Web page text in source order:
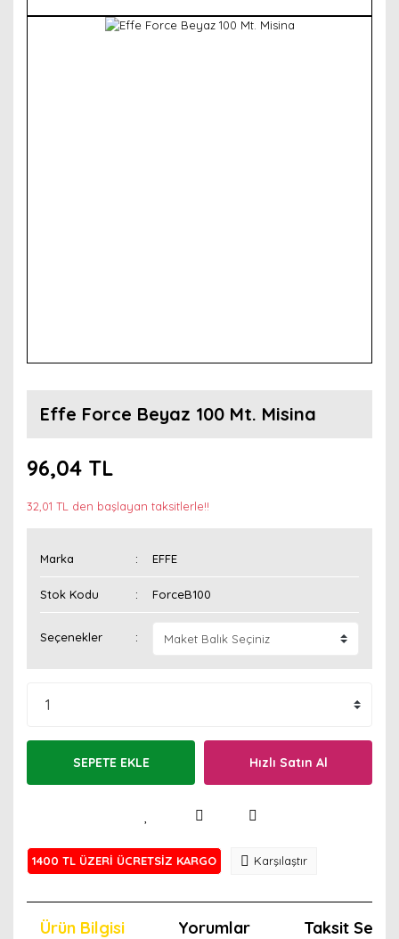
Effe Force Beyaz 100 Mt. Misina
96,04 TL
32,01 TL den başlayan taksitlerle!!
Marka EFFE
Stok Kodu ForceB100
Seçenekler
SEPETE EKLE Hızlı Satın Al
1400 TL ÜZERİ ÜCRETSİZ KARGO Karşılaştır
Ürün Bilgisi Yorumlar Taksit